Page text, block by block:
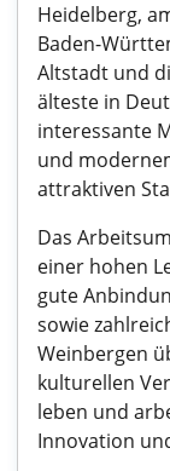
Heidelberg,
Baden-
Altstadt und
älteste in
interessante
und
attraktiven
Das
einer hohen
gute
sowie
Weinbergen
kulturellen
leben und
Innovation